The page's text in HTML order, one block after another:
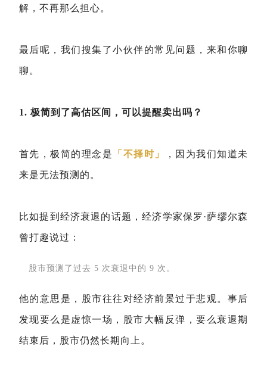
解，不再那么担心。
最后呢，我们搜集了小伙伴的常见问题，来和你聊
聊。
1. 极简到了高估区间，可以提醒卖出吗？
首先，极简的理念是 「不择时」 ，因为我们知道未
来是无法预测的。
比如提到经济衰退的话题，经济学家保罗·萨缪尔森
曾打趣说过：
股市预测了过去 5 次衰退中的 9 次。
他的意思是，股市往往对经济前景过于悲观。事后
发现要么是虚惊一场，股市大幅反弹，要么衰退期
结束后，股市仍然长期向上。